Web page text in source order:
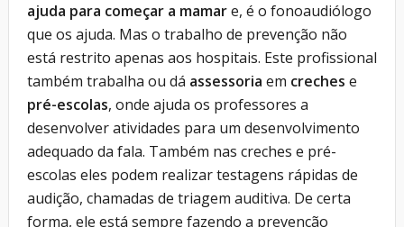
ajuda para começar a mamare, é o fonoaudiólogo
que os ajuda. Mas o trabalho de prevenção não
está restrito apenas aos hospitais. Este profissional
também trabalha ou dá assessoria em creches e
pré-escolas, onde ajuda os professores a
desenvolver atividades para um desenvolvimento
adequado da fala. Também nas creches e pré-
escolas eles podem realizar testagens rápidas de
audição, chamadas de triagem auditiva. De certa
forma, ele está sempre fazendo a prevenção